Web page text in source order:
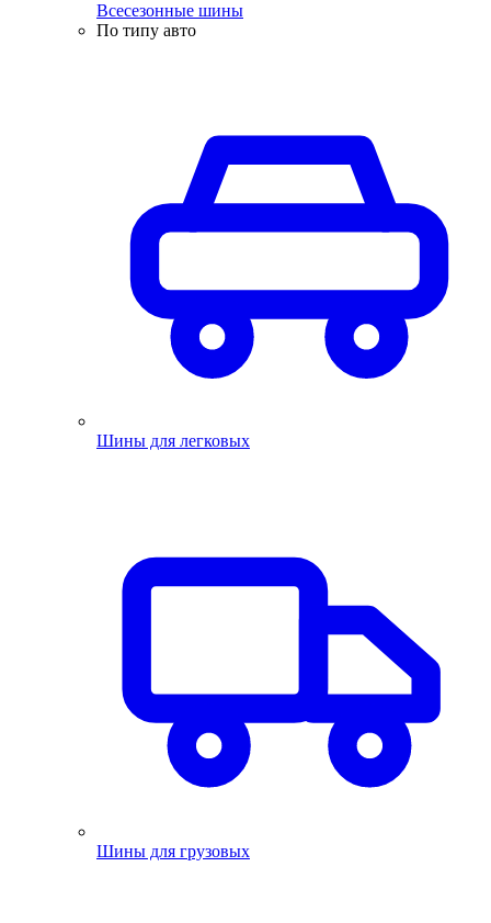
Всесезонные шины
По типу авто
Шины для легковых
Шины для грузовых